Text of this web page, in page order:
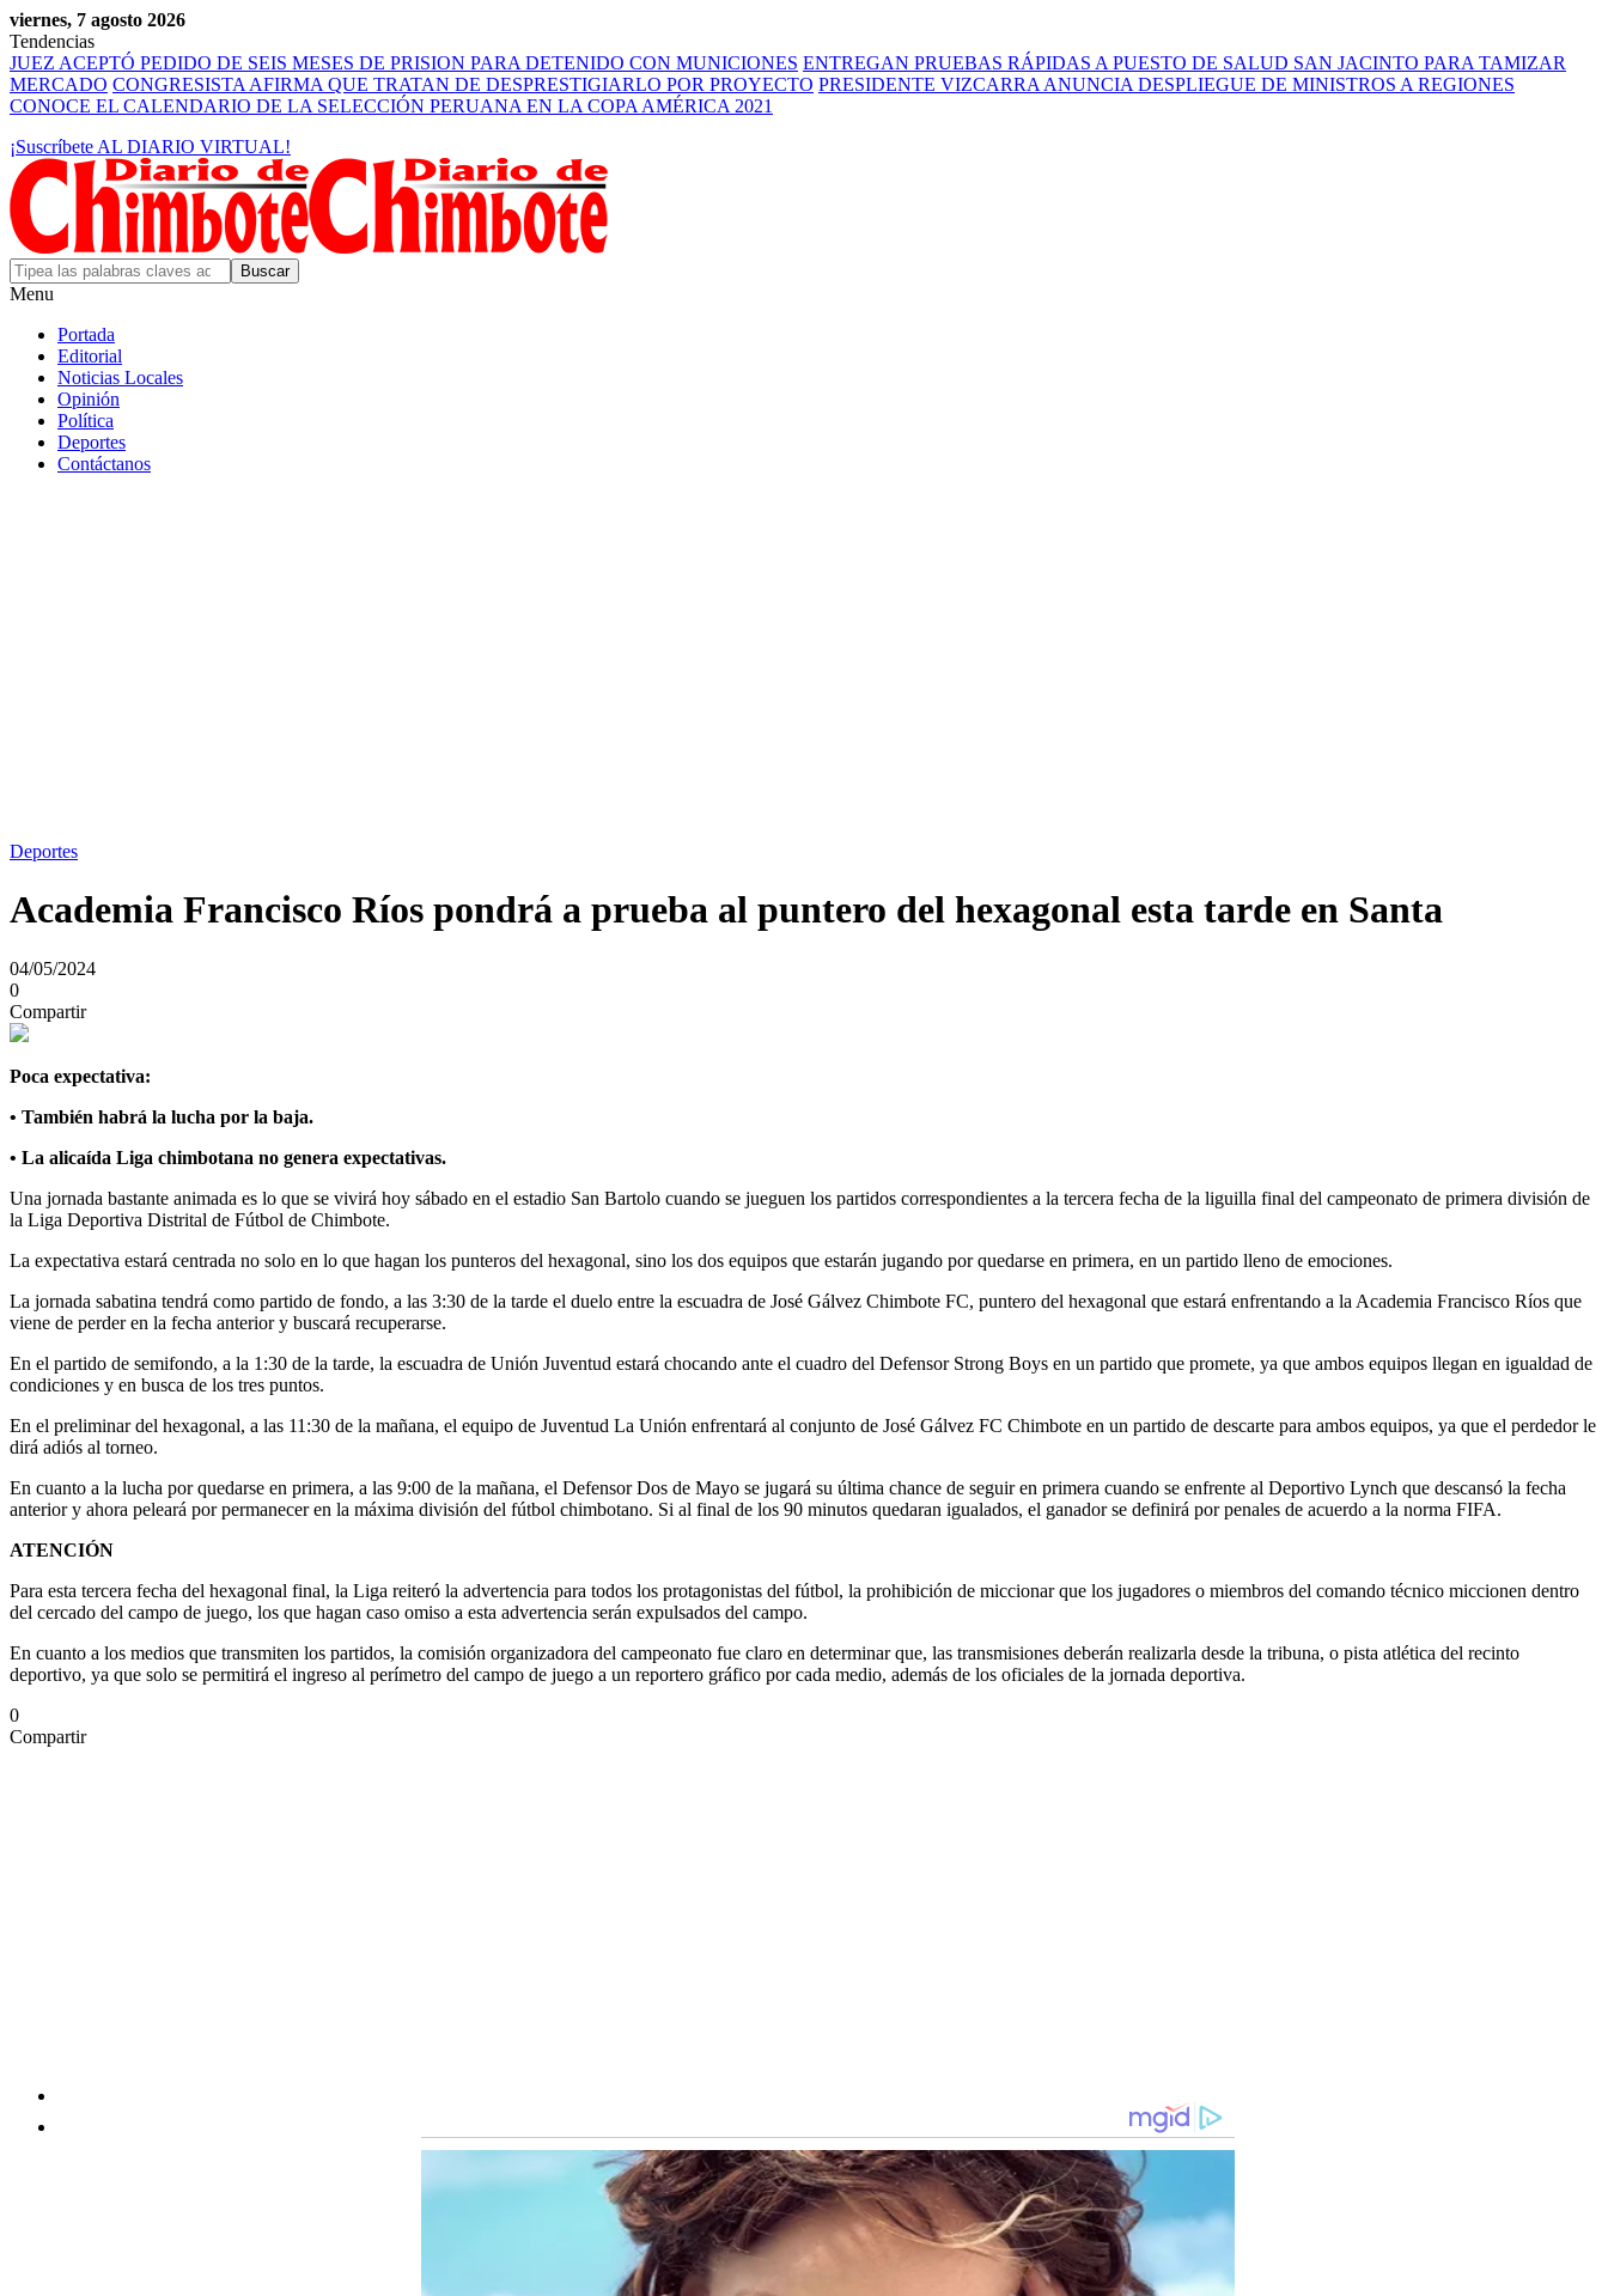
viernes, 7 agosto 2026
Tendencias
JUEZ ACEPTÓ PEDIDO DE SEIS MESES DE PRISION PARA DETENIDO CON MUNICIONES ENTREGAN PRUEBAS RÁPIDAS A PUESTO DE SALUD SAN JACINTO PARA TAMIZAR
MERCADO CONGRESISTA AFIRMA QUE TRATAN DE DESPRESTIGIARLO POR PROYECTO PRESIDENTE VIZCARRA ANUNCIA DESPLIEGUE DE MINISTROS A REGIONES
CONOCE EL CALENDARIO DE LA SELECCIÓN PERUANA EN LA COPA AMÉRICA 2021
¡Suscríbete AL DIARIO VIRTUAL!
Menu
Portada
Editorial
Noticias Locales
Opinión
Política
Deportes
Contáctanos
Deportes
Academia Francisco Ríos pondrá a prueba al puntero del hexagonal esta tarde en Santa
04/05/2024
0
Compartir
Poca expectativa:
• También habrá la lucha por la baja.
• La alicaída Liga chimbotana no genera expectativas.
Una jornada bastante animada es lo que se vivirá hoy sábado en el estadio San Bartolo cuando se jueguen los partidos correspondientes a la tercera fecha de la liguilla final del campeonato de primera división de
la Liga Deportiva Distrital de Fútbol de Chimbote.
La expectativa estará centrada no solo en lo que hagan los punteros del hexagonal, sino los dos equipos que estarán jugando por quedarse en primera, en un partido lleno de emociones.
La jornada sabatina tendrá como partido de fondo, a las 3:30 de la tarde el duelo entre la escuadra de José Gálvez Chimbote FC, puntero del hexagonal que estará enfrentando a la Academia Francisco Ríos que
viene de perder en la fecha anterior y buscará recuperarse.
En el partido de semifondo, a la 1:30 de la tarde, la escuadra de Unión Juventud estará chocando ante el cuadro del Defensor Strong Boys en un partido que promete, ya que ambos equipos llegan en igualdad de
condiciones y en busca de los tres puntos.
En el preliminar del hexagonal, a las 11:30 de la mañana, el equipo de Juventud La Unión enfrentará al conjunto de José Gálvez FC Chimbote en un partido de descarte para ambos equipos, ya que el perdedor le
dirá adiós al torneo.
En cuanto a la lucha por quedarse en primera, a las 9:00 de la mañana, el Defensor Dos de Mayo se jugará su última chance de seguir en primera cuando se enfrente al Deportivo Lynch que descansó la fecha
anterior y ahora peleará por permanecer en la máxima división del fútbol chimbotano. Si al final de los 90 minutos quedaran igualados, el ganador se definirá por penales de acuerdo a la norma FIFA.
ATENCIÓN
Para esta tercera fecha del hexagonal final, la Liga reiteró la advertencia para todos los protagonistas del fútbol, la prohibición de miccionar que los jugadores o miembros del comando técnico miccionen dentro
del cercado del campo de juego, los que hagan caso omiso a esta advertencia serán expulsados del campo.
En cuanto a los medios que transmiten los partidos, la comisión organizadora del campeonato fue claro en determinar que, las transmisiones deberán realizarla desde la tribuna, o pista atlética del recinto
deportivo, ya que solo se permitirá el ingreso al perímetro del campo de juego a un reportero gráfico por cada medio, además de los oficiales de la jornada deportiva.
0
Compartir